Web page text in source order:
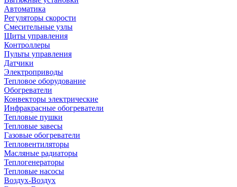
Автоматика
Регуляторы скорости
Смесительные узлы
Щиты управления
Контроллеры
Пульты управления
Датчики
Электроприводы
Тепловое оборудование
Обогреватели
Конвекторы электрические
Инфракрасные обогреватели
Тепловые пушки
Тепловые завесы
Газовые обогреватели
Тепловентиляторы
Масляные радиаторы
Теплогенераторы
Тепловые насосы
Воздух-Воздух